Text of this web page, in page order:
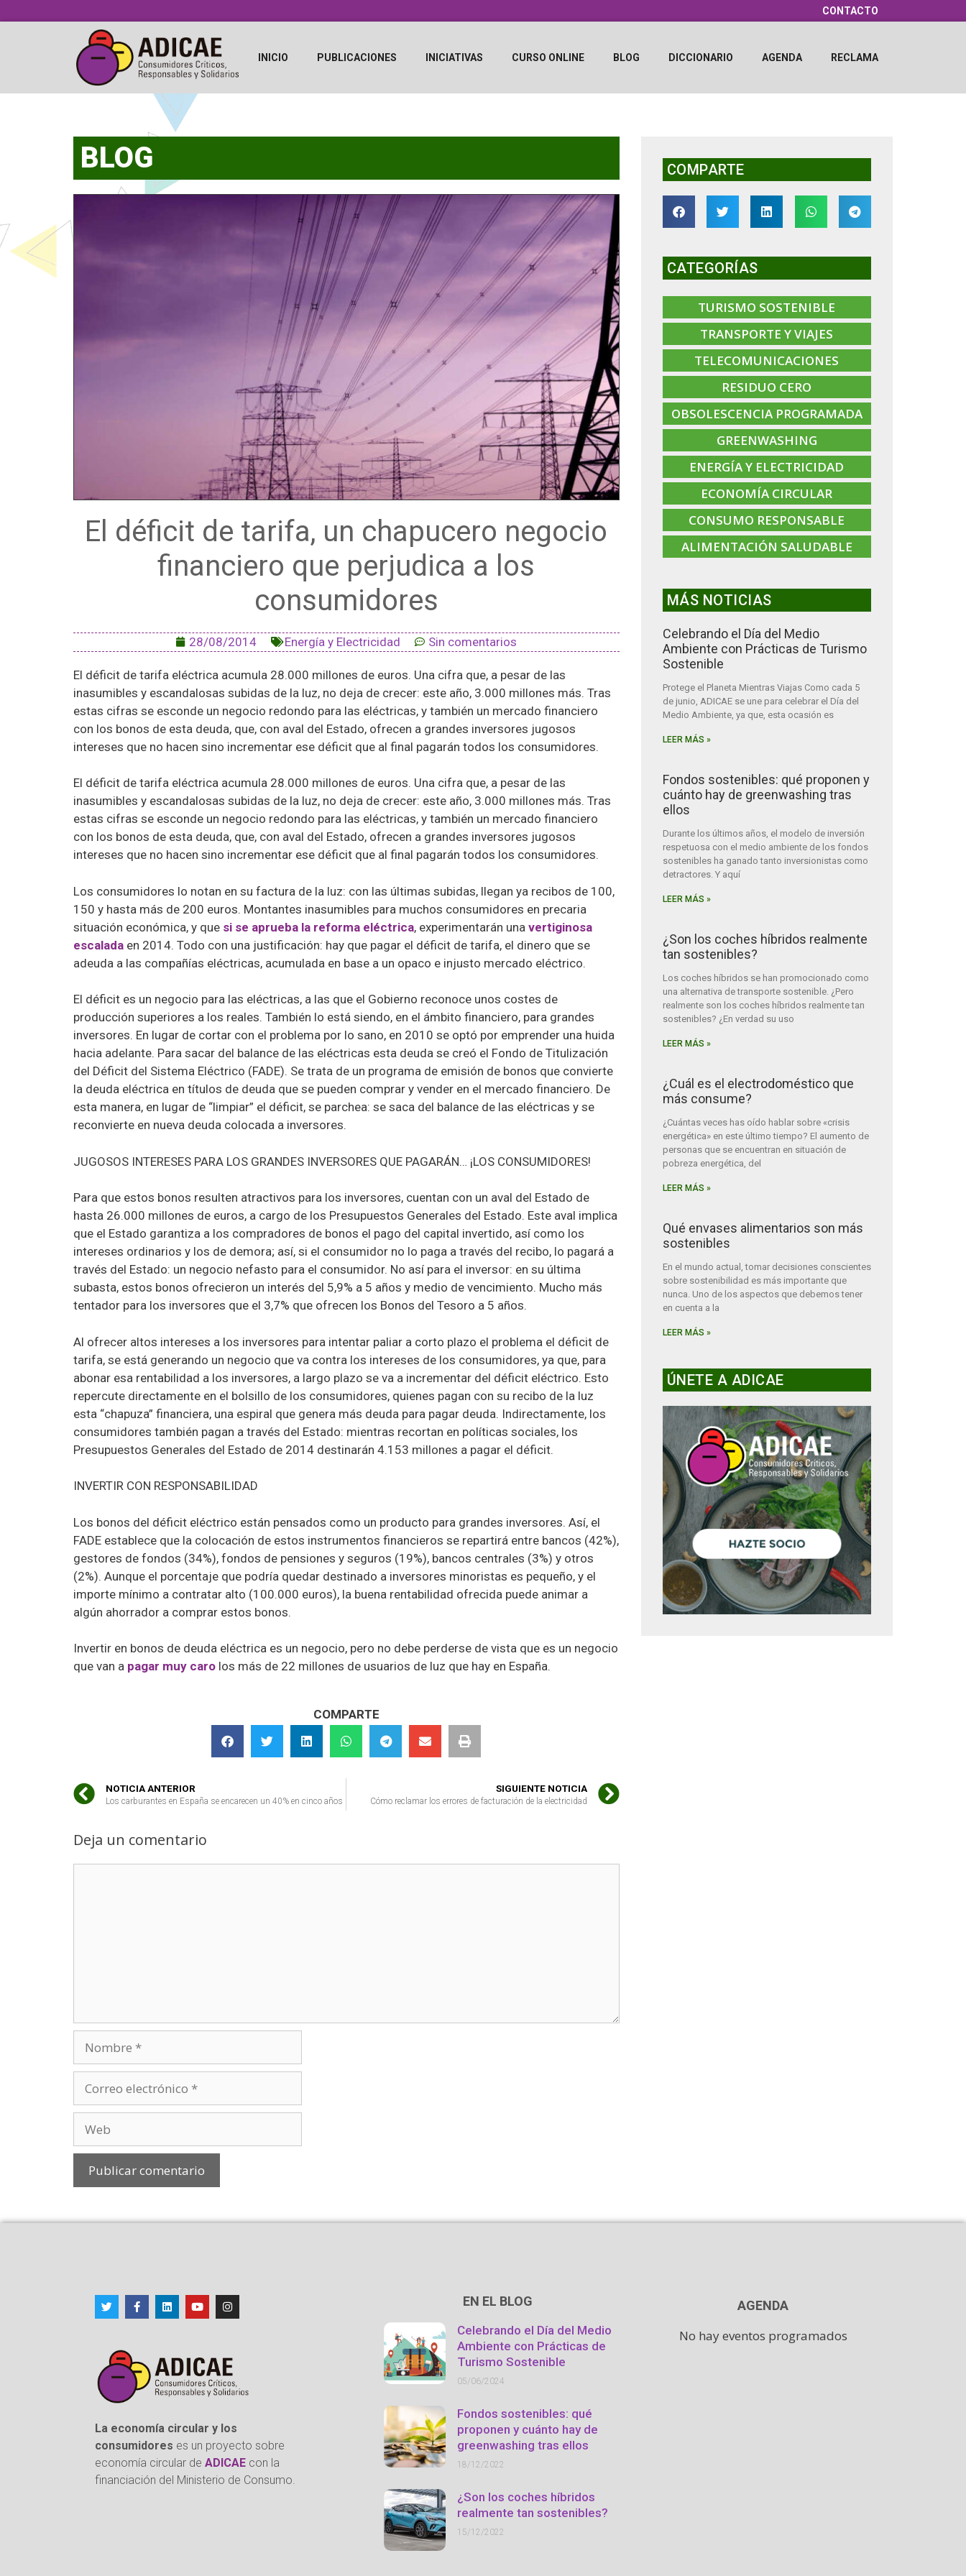
CONTACTO
INICIO PUBLICACIONES INICIATIVAS CURSO ONLINE BLOG DICCIONARIO AGENDA RECLAMA
BLOG
El déficit de tarifa, un chapucero negocio
financiero que perjudica a los
consumidores
28/08/2014 Energía y Electricidad Sin comentarios
El déficit de tarifa eléctrica acumula 28.000 millones de euros. Una cifra que, a pesar de las
inasumibles y escandalosas subidas de la luz, no deja de crecer: este año, 3.000 millones más. Tras
estas cifras se esconde un negocio redondo para las eléctricas, y también un mercado financiero
con los bonos de esta deuda, que, con aval del Estado, ofrecen a grandes inversores jugosos
intereses que no hacen sino incrementar ese déficit que al final pagarán todos los consumidores.
El déficit de tarifa eléctrica acumula 28.000 millones de euros. Una cifra que, a pesar de las
inasumibles y escandalosas subidas de la luz, no deja de crecer: este año, 3.000 millones más. Tras
estas cifras se esconde un negocio redondo para las eléctricas, y también un mercado financiero
con los bonos de esta deuda, que, con aval del Estado, ofrecen a grandes inversores jugosos
intereses que no hacen sino incrementar ese déficit que al final pagarán todos los consumidores.
Los consumidores lo notan en su factura de la luz: con las últimas subidas, llegan ya recibos de 100,
150 y hasta más de 200 euros. Montantes inasumibles para muchos consumidores en precaria
situación económica, y que si se aprueba la reforma eléctrica, experimentarán una vertiginosa
escalada en 2014. Todo con una justificación: hay que pagar el déficit de tarifa, el dinero que se
adeuda a las compañías eléctricas, acumulada en base a un opaco e injusto mercado eléctrico.
El déficit es un negocio para las eléctricas, a las que el Gobierno reconoce unos costes de
producción superiores a los reales. También lo está siendo, en el ámbito financiero, para grandes
inversores. En lugar de cortar con el problema por lo sano, en 2010 se optó por emprender una huida
hacia adelante. Para sacar del balance de las eléctricas esta deuda se creó el Fondo de Titulización
del Déficit del Sistema Eléctrico (FADE). Se trata de un programa de emisión de bonos que convierte
la deuda eléctrica en títulos de deuda que se pueden comprar y vender en el mercado financiero. De
esta manera, en lugar de “limpiar” el déficit, se parchea: se saca del balance de las eléctricas y se
reconvierte en nueva deuda colocada a inversores.
JUGOSOS INTERESES PARA LOS GRANDES INVERSORES QUE PAGARÁN… ¡LOS CONSUMIDORES!
Para que estos bonos resulten atractivos para los inversores, cuentan con un aval del Estado de
hasta 26.000 millones de euros, a cargo de los Presupuestos Generales del Estado. Este aval implica
que el Estado garantiza a los compradores de bonos el pago del capital invertido, así como los
intereses ordinarios y los de demora; así, si el consumidor no lo paga a través del recibo, lo pagará a
través del Estado: un negocio nefasto para el consumidor. No así para el inversor: en su última
subasta, estos bonos ofrecieron un interés del 5,9% a 5 años y medio de vencimiento. Mucho más
tentador para los inversores que el 3,7% que ofrecen los Bonos del Tesoro a 5 años.
Al ofrecer altos intereses a los inversores para intentar paliar a corto plazo el problema el déficit de
tarifa, se está generando un negocio que va contra los intereses de los consumidores, ya que, para
abonar esa rentabilidad a los inversores, a largo plazo se va a incrementar del déficit eléctrico. Esto
repercute directamente en el bolsillo de los consumidores, quienes pagan con su recibo de la luz
esta “chapuza” financiera, una espiral que genera más deuda para pagar deuda. Indirectamente, los
consumidores también pagan a través del Estado: mientras recortan en políticas sociales, los
Presupuestos Generales del Estado de 2014 destinarán 4.153 millones a pagar el déficit.
INVERTIR CON RESPONSABILIDAD
Los bonos del déficit eléctrico están pensados como un producto para grandes inversores. Así, el
FADE establece que la colocación de estos instrumentos financieros se repartirá entre bancos (42%),
gestores de fondos (34%), fondos de pensiones y seguros (19%), bancos centrales (3%) y otros
(2%). Aunque el porcentaje que podría quedar destinado a inversores minoristas es pequeño, y el
importe mínimo a contratar alto (100.000 euros), la buena rentabilidad ofrecida puede animar a
algún ahorrador a comprar estos bonos.
Invertir en bonos de deuda eléctrica es un negocio, pero no debe perderse de vista que es un negocio
que van a pagar muy caro los más de 22 millones de usuarios de luz que hay en España.
COMPARTE
NOTICIA ANTERIOR
Los carburantes en España se encarecen un 40% en cinco años
SIGUIENTE NOTICIA
Cómo reclamar los errores de facturación de la electricidad
Deja un comentario
COMPARTE
CATEGORÍAS
TURISMO SOSTENIBLE
TRANSPORTE Y VIAJES
TELECOMUNICACIONES
RESIDUO CERO
OBSOLESCENCIA PROGRAMADA
GREENWASHING
ENERGÍA Y ELECTRICIDAD
ECONOMÍA CIRCULAR
CONSUMO RESPONSABLE
ALIMENTACIÓN SALUDABLE
MÁS NOTICIAS
Celebrando el Día del Medio
Ambiente con Prácticas de Turismo
Sostenible
Protege el Planeta Mientras Viajas Como cada 5
de junio, ADICAE se une para celebrar el Día del
Medio Ambiente, ya que, esta ocasión es
LEER MÁS »
Fondos sostenibles: qué proponen y
cuánto hay de greenwashing tras
ellos
Durante los últimos años, el modelo de inversión
respetuosa con el medio ambiente de los fondos
sostenibles ha ganado tanto inversionistas como
detractores. Y aquí
LEER MÁS »
¿Son los coches híbridos realmente
tan sostenibles?
Los coches híbridos se han promocionado como
una alternativa de transporte sostenible. ¿Pero
realmente son los coches híbridos realmente tan
sostenibles? ¿En verdad su uso
LEER MÁS »
¿Cuál es el electrodoméstico que
más consume?
¿Cuántas veces has oído hablar sobre «crisis
energética» en este último tiempo? El aumento de
personas que se encuentran en situación de
pobreza energética, del
LEER MÁS »
Qué envases alimentarios son más
sostenibles
En el mundo actual, tomar decisiones conscientes
sobre sostenibilidad es más importante que
nunca. Uno de los aspectos que debemos tener
en cuenta a la
LEER MÁS »
ÚNETE A ADICAE
La economía circular y los
consumidores es un proyecto sobre
economía circular de ADICAE con la
financiación del Ministerio de Consumo.
EN EL BLOG
Celebrando el Día del Medio
Ambiente con Prácticas de
Turismo Sostenible
05/06/2024
Fondos sostenibles: qué
proponen y cuánto hay de
greenwashing tras ellos
18/12/2022
¿Son los coches híbridos
realmente tan sostenibles?
15/12/2022
AGENDA
No hay eventos programados